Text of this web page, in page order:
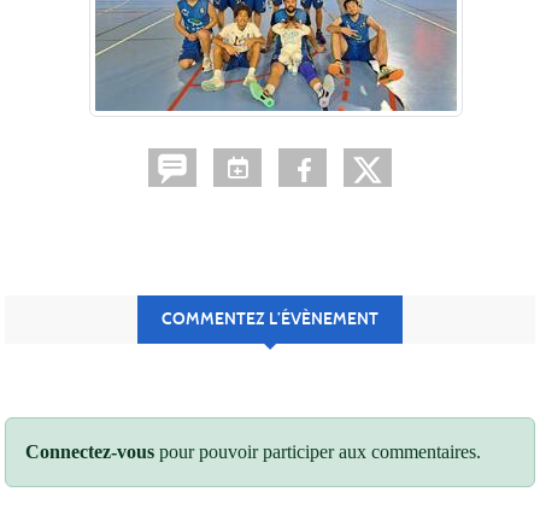
COMMENTEZ L’ÉVÈNEMENT
Connectez-vous pour pouvoir participer aux commentaires.